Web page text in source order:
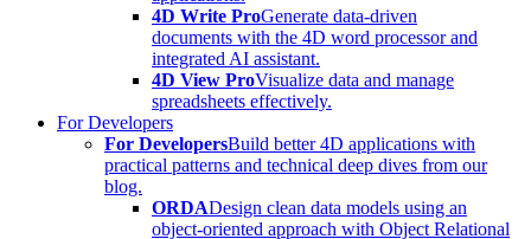
4D Write ProGenerate data-driven
documents with the 4D word processor and
integrated AI assistant.
4D View ProVisualize data and manage
spreadsheets effectively.
For Developers
For DevelopersBuild better 4D applications with
practical patterns and technical deep dives from our
blog.
ORDADesign clean data models using an
object-oriented approach with Object Relational